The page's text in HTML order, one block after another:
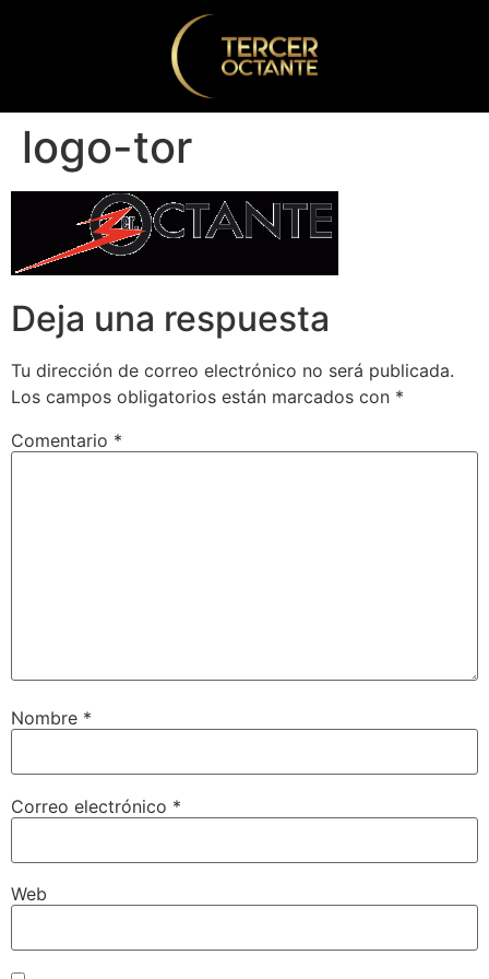
logo-tor
Deja una respuesta
Tu dirección de correo electrónico no será publicada.
Los campos obligatorios están marcados con *
Comentario *
Nombre *
Correo electrónico *
Web